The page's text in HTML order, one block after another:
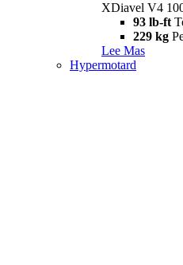
XDiavel V4
93 lb-ft
229 kg
Lee Mas
Hypermotard